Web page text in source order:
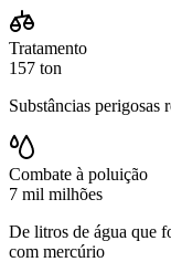
Tratamento
157 ton
Substâncias perigosas
Combate à poluição
7 mil milhões
De litros de água que
com mercúrio